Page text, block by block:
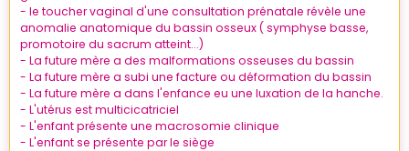
- le toucher vaginal d'une consultation prénatale révèle une
anomalie anatomique du bassin osseux ( symphyse basse,
promotoire du sacrum atteint...)
- La future mère a des malformations osseuses du bassin
- La future mère a subi une facture ou déformation du bassin
- La future mère a dans l'enfance eu une luxation de la hanche.
- L'utérus est multicicatriciel
- L'enfant présente une macrosomie clinique
- L'enfant se présente par le siège